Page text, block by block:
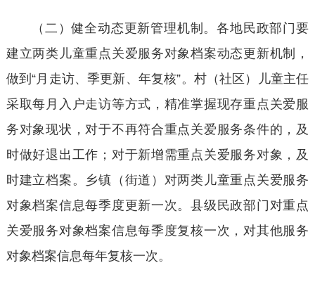
（二）健全动态更新管理机制。各地民政部门要
建立两类儿童重点关爱服务对象档案动态更新机制，
做到“月走访、季更新、年复核”。村（社区）儿童主任
采取每月入户走访等方式，精准掌握现存重点关爱服
务对象现状，对于不再符合重点关爱服务条件的，及
时做好退出工作；对于新增需重点关爱服务对象，及
时建立档案。乡镇（街道）对两类儿童重点关爱服务
对象档案信息每季度更新一次。县级民政部门对重点
关爱服务对象档案信息每季度复核一次，对其他服务
对象档案信息每年复核一次。